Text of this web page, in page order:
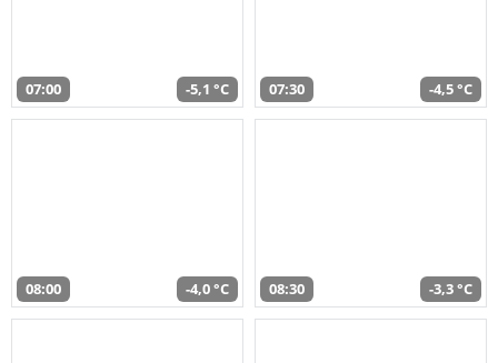
07:00 -5,1 °C 07:30 -4,5 °C
08:00 -4,0 °C 08:30 -3,3 °C